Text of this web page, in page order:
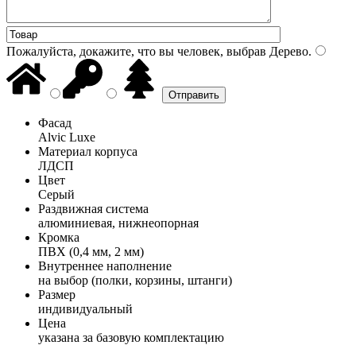
Пожалуйста, докажите, что вы человек, выбрав Дерево.
Фасад
Alvic Luxe
Материал корпуса
ЛДСП
Цвет
Серый
Раздвижная система
алюминиевая, нижнеопорная
Кромка
ПВХ (0,4 мм, 2 мм)
Внутреннее наполнение
на выбор (полки, корзины, штанги)
Размер
индивидуальный
Цена
указана за базовую комплектацию